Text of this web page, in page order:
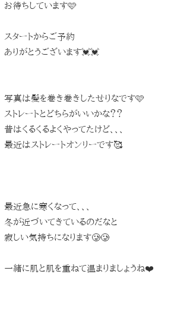
お待ちしています🩷
スタートからご予約
ありがとうございます💓💓
写真は髪を巻き巻きしたせりなです🩷
ストレートとどちらがいいかな？？
昔はくるくるよくやってたけど、、、
最近はストレートオンリーです🥰
最近急に寒くなって、、、
冬が近づいてきているのだなと
寂しい気持ちになります🥲🥲
一緒に肌と肌を重ねて温まりましょうね❤️